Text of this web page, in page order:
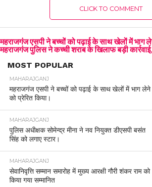
CLICK TO COMMENT
महराजगंज एसपी ने बच्चों को पढ़ाई के साथ खेलों में भाग
महराजगंज पुलिस ने कच्ची शराब के खिलाफ बड़ी
MOST POPULAR
MAHARAJGANJ
महराजगंज एसपी ने बच्चों को पढ़ाई के साथ खेलों में भाग लेने
को प्रेरित किया।
MAHARAJGANJ
पुलिस अधीक्षक सोमेन्द्र मीना ने नव नियुक्त डीएसपी बसंत
सिंह को लगाए स्टार।
MAHARAJGANJ
सेवानिवृत्ति सम्मान समारोह में मुख्य आरक्षी गौरी शंकर राम को
किया गया सम्मानित